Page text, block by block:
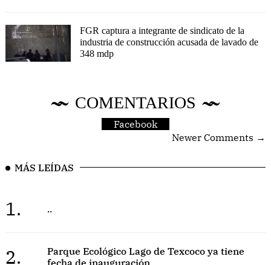
FGR captura a integrante de sindicato de la
industria de construcción acusada de lavado de
348 mdp
COMENTARIOS
Facebook
Newer Comments →
MÁS LEÍDAS
1. ..
2.
Parque Ecológico Lago de Texcoco ya tiene
fecha de inauguración ..